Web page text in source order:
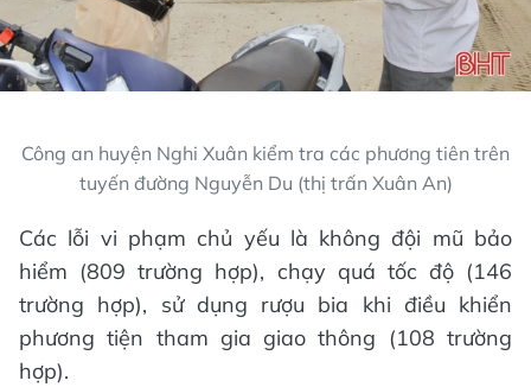
Công an huyện Nghi Xuân kiểm tra các phương tiên trên
tuyến đường Nguyễn Du (thị trấn Xuân An)
Các lỗi vi phạm chủ yếu là không đội mũ bảo
hiểm (809 trường hợp), chạy quá tốc độ (146
trường hợp), sử dụng rượu bia khi điều khiển
phương tiện tham gia giao thông (108 trường
hợp).